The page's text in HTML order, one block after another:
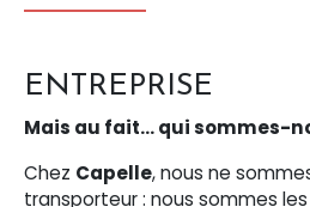
ENTREPRISE
Mais au fait… qui sommes-
Chez Capelle, nous ne
transporteur : nous sommes